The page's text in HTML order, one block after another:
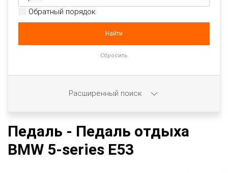
Педаль - Педаль отдыха
BMW 5-series E53
Обратный порядок
Расширенный поиск